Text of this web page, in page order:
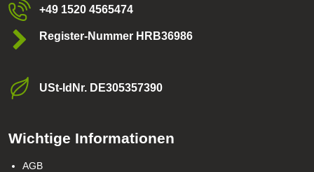
+49 1520 4565474
Register-Nummer HRB36986
USt-ldNr​. DE305357390
Wichtige Informationen
AGB